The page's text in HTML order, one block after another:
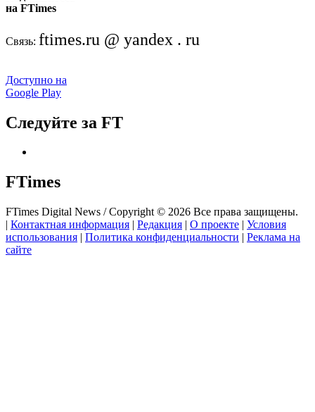
на FTimes
Связь: ftimes.ru @ yandex . ru
Доступно на
Google Play
Следуйте за FT
FTimes
FTimes Digital News / Copyright © 2026 Все права защищены.
| Контактная информация | Редакция | О проекте | Условия
использования | Политика конфиденциальности | Реклама на
сайте